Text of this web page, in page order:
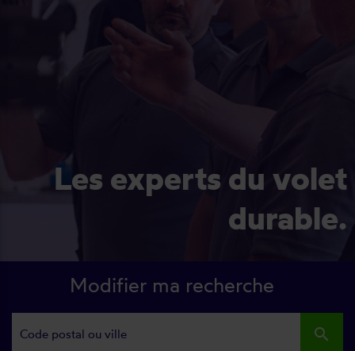
Les experts du volet
durable.
Modifier ma recherche
search